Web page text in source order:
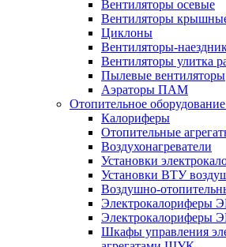
Вентиляторы осевые
Вентиляторы
Циклоны
Вентиляторы-
Вентиляторы улитка
Пылевые вентиляторы
Аэраторы ПАМ
Отопительное оборудование
Калориферы
Отопительные
Воздухонагреватели
Установки
Установки ВТУ
Воздушно-
Электрокалориферы
Электрокалориферы
Шкафы управления